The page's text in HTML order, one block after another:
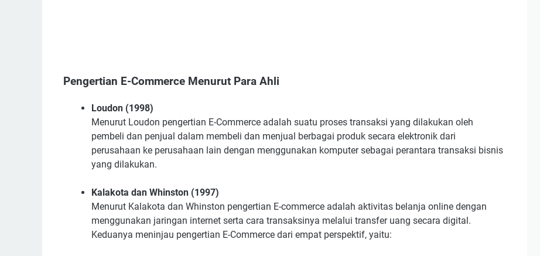
Pengertian E-Commerce Menurut Para Ahli
Loudon (1998)
Menurut Loudon pengertian E-Commerce adalah suatu proses transaksi yang dilakukan oleh
pembeli dan penjual dalam membeli dan menjual berbagai produk secara elektronik dari
perusahaan ke perusahaan lain dengan menggunakan komputer sebagai perantara transaksi bisnis
yang dilakukan.
Kalakota dan Whinston (1997)
Menurut Kalakota dan Whinston pengertian E-commerce adalah aktivitas belanja online dengan
menggunakan jaringan internet serta cara transaksinya melalui transfer uang secara digital.
Keduanya meninjau pengertian E-Commerce dari empat perspektif, yaitu: